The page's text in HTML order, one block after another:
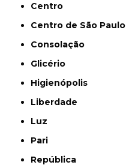
Centro
Centro de São Paulo
Consolação
Glicério
Higienópolis
Liberdade
Luz
Pari
República